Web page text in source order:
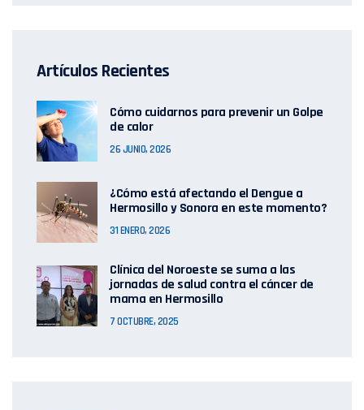
Artículos Recientes
Cómo cuidarnos para prevenir un Golpe
de calor
26 JUNIO, 2026
¿Cómo está afectando el Dengue a
Hermosillo y Sonora en este momento?
31 ENERO, 2026
Clínica del Noroeste se suma a las
jornadas de salud contra el cáncer de
mama en Hermosillo
7 OCTUBRE, 2025